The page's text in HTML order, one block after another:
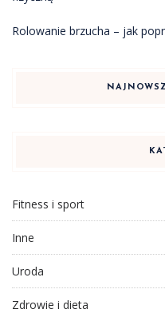
Rolowanie brzucha – jak
Fitness i sport
Inne
Uroda
Zdrowie i dieta